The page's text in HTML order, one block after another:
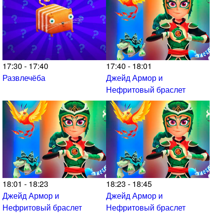
17:30 - 17:40
Развлечёба
17:40 - 18:01
Джейд Армор и
Нефритовый браслет
18:01 - 18:23
Джейд Армор и
Нефритовый браслет
18:23 - 18:45
Джейд Армор и
Нефритовый браслет